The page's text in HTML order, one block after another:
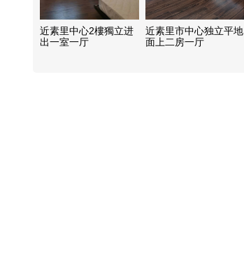
近素里中心2樓獨立进
出一室一厅
近素里市中心独立平地
面上二房一厅